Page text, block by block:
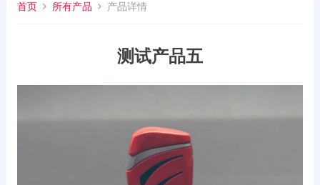
首页 所有产品 产品详情
测试产品五